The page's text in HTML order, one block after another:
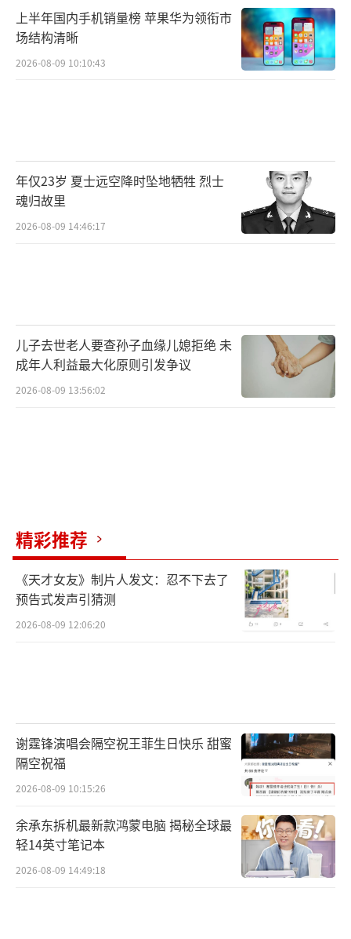
上半年国内手机销量榜 苹果华为领衔市
场结构清晰
2026-08-09 10:10:43
年仅23岁 夏士远空降时坠地牺牲 烈士
魂归故里
2026-08-09 14:46:17
儿子去世老人要查孙子血缘儿媳拒绝 未
成年人利益最大化原则引发争议
2026-08-09 13:56:02
精彩推荐
《天才女友》制片人发文：忍不下去了
预告式发声引猜测
2026-08-09 12:06:20
谢霆锋演唱会隔空祝王菲生日快乐 甜蜜
隔空祝福
2026-08-09 10:15:26
余承东拆机最新款鸿蒙电脑 揭秘全球最
轻14英寸笔记本
2026-08-09 14:49:18